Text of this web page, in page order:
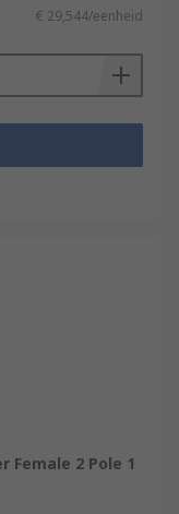
€ 29,544/eenheid
Female 2 Pole 1